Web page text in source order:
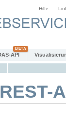
Hilfe
API